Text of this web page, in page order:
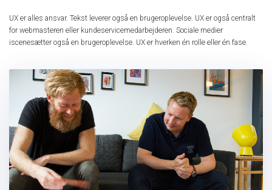
UX er alles ansvar. Tekst leverer også en brugeroplevelse. UX er også centralt
for webmasteren eller kundeservicemedarbejderen. Sociale medier
iscenesætter også en brugeroplevelse. UX er hverken én rolle eller én fase.